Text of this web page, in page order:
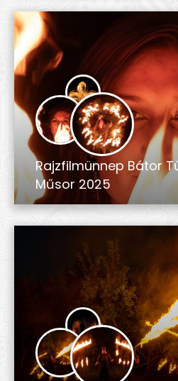
Rajzfilmünnep Bátor
Műsor 2025